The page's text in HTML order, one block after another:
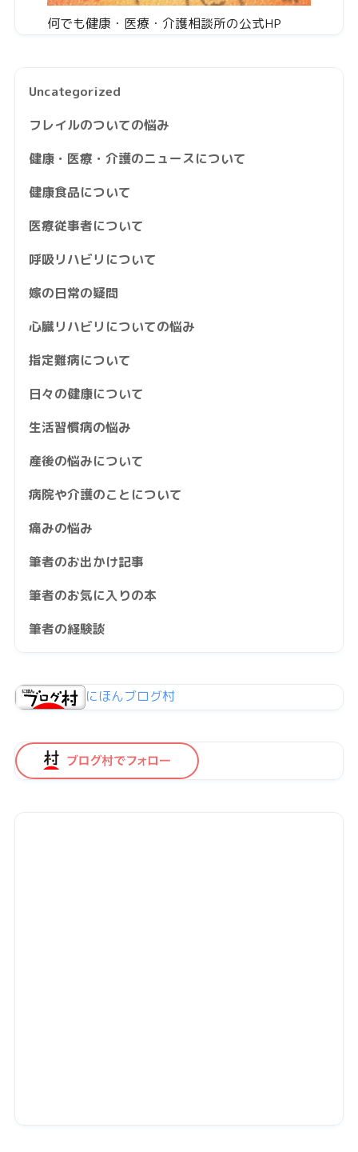
何でも健康・医療・介護相談所の公式HP
Uncategorized
フレイルのついての悩み
健康・医療・介護のニュースについて
健康食品について
医療従事者について
呼吸リハビリについて
嫁の日常の疑問
心臓リハビリについての悩み
指定難病について
日々の健康について
生活習慣病の悩み
産後の悩みについて
病院や介護のことについて
痛みの悩み
筆者のお出かけ記事
筆者のお気に入りの本
筆者の経験談
にほんブログ村